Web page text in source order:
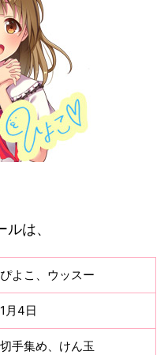
は、
ぴよこ、ウッスー
1月4日
切手集め、けん玉